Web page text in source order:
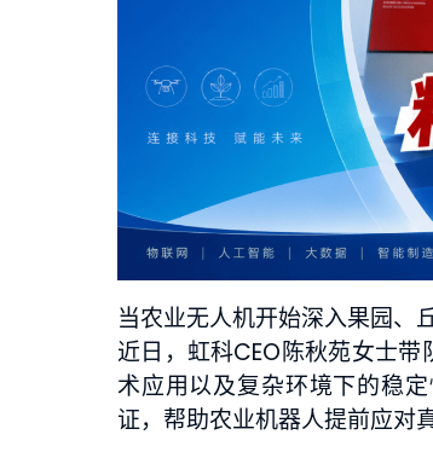
当农业无人机开始深入果园、
近日，虹科CEO陈秋苑女士
术应用以及复杂环境下的稳
证，帮助农业机器人提前应对